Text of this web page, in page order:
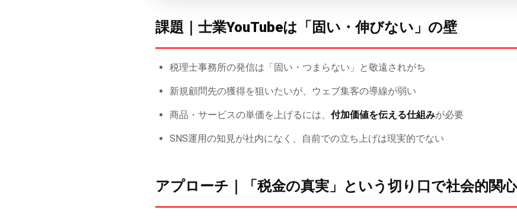
課題｜士業YouTubeは「固い・伸びない」の壁
税理士事務所の発信は「固い・つまらない」と敬遠されがち
新規顧問先の獲得を狙いたいが、ウェブ集客の導線が弱い
商品・サービスの単価を上げるには、 付加価値を伝える仕組みが必要
SNS運用の知見が社内になく、自前での立ち上げは現実的でない
アプローチ｜「税金の真実」という切り口で社会的関